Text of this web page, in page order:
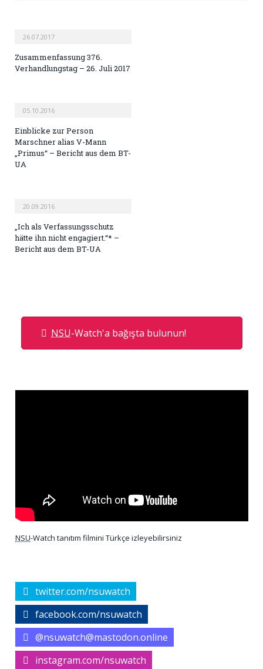
26.07.2017
Zusammenfassung 376.
Verhandlungstag – 26. Juli 2017
05.10.2016
Einblicke zur Person
Marschner alias V-Mann
„Primus“ – Bericht aus dem BT-
UA
20.09.2016
„Ich als Verfassungsschutz
hätte ihn nicht engagiert.“* –
Bericht aus dem BT-UA
NSU-Watch'a bağışta bulunun!
NSU-Watch tanıtım filmini Türkçe izleyebilirsiniz
twitter.com/nsuwatch
facebook.com/nsuwatch
@nsuwatch@mastodon.online
instagram.com/nsuwatch